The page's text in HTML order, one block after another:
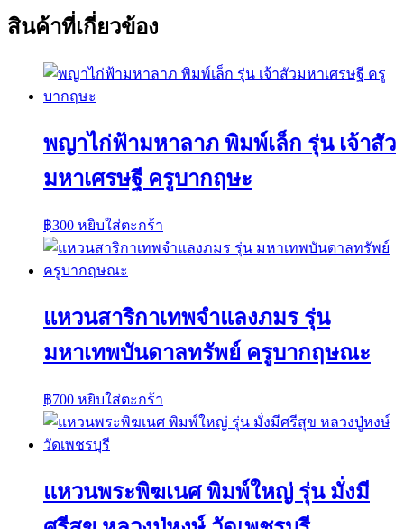
สินค้าที่เกี่ยวข้อง
พญาไก่ฟ้ามหาลาภ พิมพ์เล็ก รุ่น เจ้าสัว
มหาเศรษฐี ครูบากฤษะ
฿300 หยิบใส่ตะกร้า
แหวนสาริกาเทพจำแลงภมร รุ่น
มหาเทพบันดาลทรัพย์ ครูบากฤษณะ
฿700 หยิบใส่ตะกร้า
แหวนพระพิฆเนศ พิมพ์ใหญ่ รุ่น มั่งมี